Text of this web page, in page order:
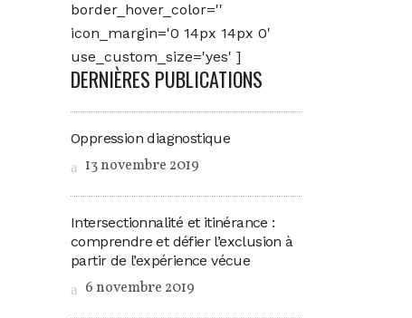
border_hover_color=''
icon_margin='0 14px 14px 0'
use_custom_size='yes' ]
DERNIÈRES PUBLICATIONS
Oppression diagnostique
13 novembre 2019
Intersectionnalité et itinérance :
comprendre et défier l’exclusion à
partir de l’expérience vécue
6 novembre 2019